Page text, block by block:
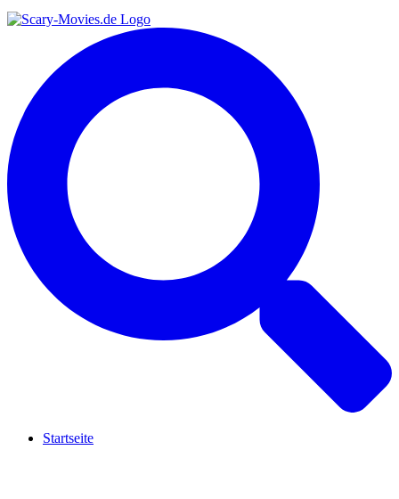
Startseite